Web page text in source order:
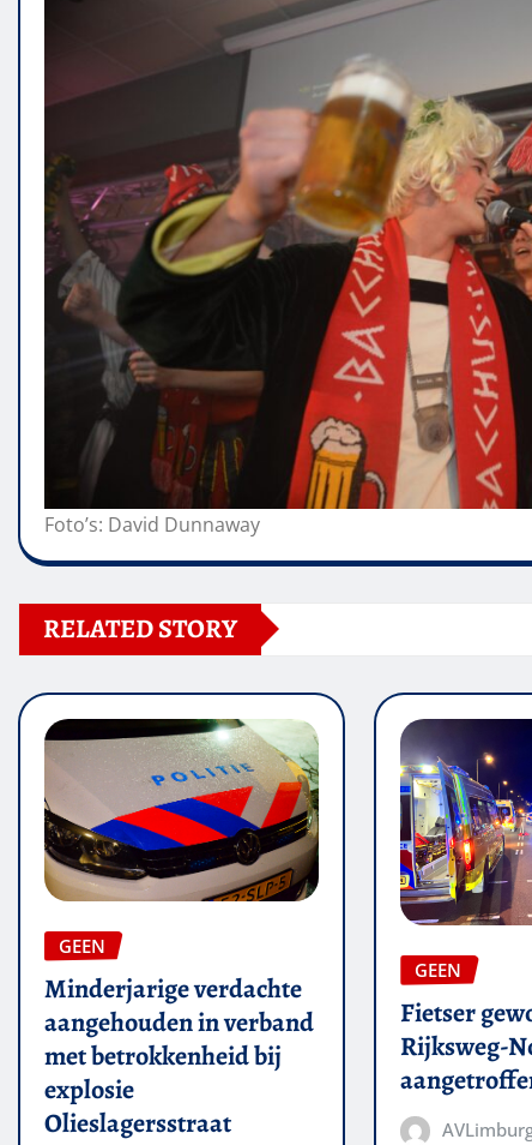
Foto’s: David Dunnaway
RELATED STORY
GEEN
Minderjarige verdachte
aangehouden in verband
met betrokkenheid bij
explosie
Olieslagersstraat
GEEN
Fietser
Rijksweg-